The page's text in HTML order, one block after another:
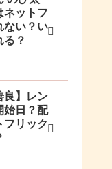
ネットフ
ない？い
る？
良】レン
始日？配
フリック